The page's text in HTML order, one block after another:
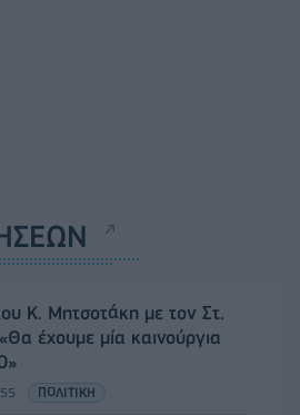
Κ. Μητσοτάκη με τον Στ.
έχουμε μία καινούργια
ΠΟΛΙΤΙΚΗ